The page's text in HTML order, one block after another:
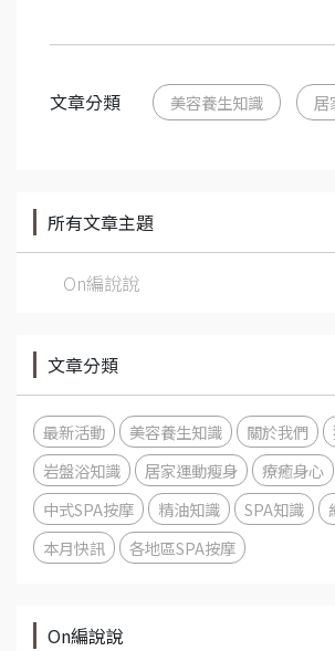
文章分類 美容養生知識 居
所有文章主題
On編說說
文章分類
最新活動 美容養生知識 關於我們
岩盤浴知識
居家運動瘦身 療癒身心
中式SPA按摩
精油知識 SPA知識
本月快訊
各地區SPA按摩
On編說說